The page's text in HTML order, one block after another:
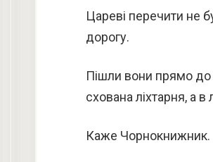
Цареві перечити не
дорогу.
Пішли вони прямо до
схована ліхтарня, а в
Каже Чорнокнижник.